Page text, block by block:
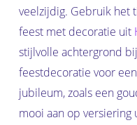
veelzijdig. Gebruik het
feest met decoratie uit
stijlvolle achtergrond
feestdecoratie voor
jubileum, zoals een
mooi aan op versiering